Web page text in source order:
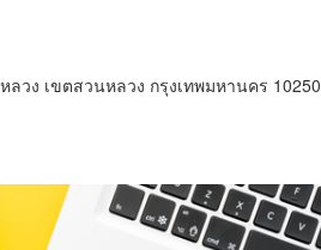
วง เขตสวนหลวง กรุงเทพมหานคร 10250